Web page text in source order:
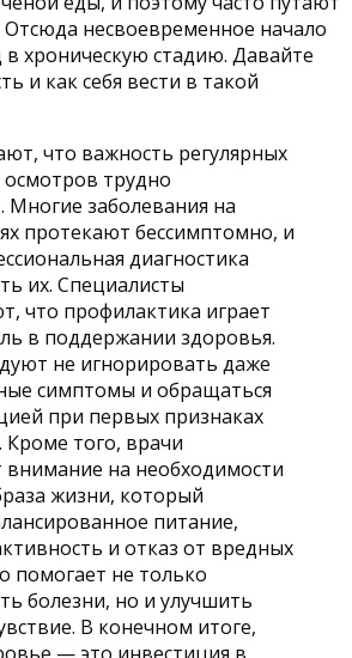
несвоевременное начало
в хроническую стадию. Давайте
и как себя вести в такой
что важность регулярных
трудно
Многие заболевания на
протекают бессимптомно, и
диагностика
их. Специалисты
что профилактика играет
в поддержании здоровья.
не игнорировать даже
симптомы и обращаться
при первых признаках
Кроме того, врачи
на необходимости
жизни, который
питание,
и отказ от вредных
помогает не только
болезни, но и улучшить
В конечном итоге,